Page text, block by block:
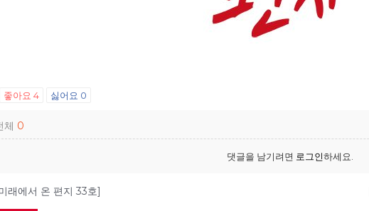
좋아요4 싫어요 0
체 0
댓글을 남기려면 로그인하세요.
래에서 온 편지 33호]